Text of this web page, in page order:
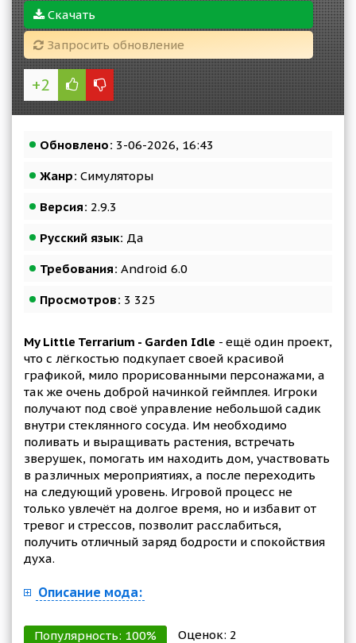
Скачать
Запросить обновление
+2
Обновлено: 3-06-2026, 16:43
Жанр: Симуляторы
Версия: 2.9.3
Русский язык: Да
Требования: Android 6.0
Просмотров: 3 325
My Little Terrarium - Garden Idle - ещё один проект,
что с лёгкостью подкупает своей красивой
графикой, мило прорисованными персонажами, а
так же очень доброй начинкой геймплея. Игроки
получают под своё управление небольшой садик
внутри стеклянного сосуда. Им необходимо
поливать и выращивать растения, встречать
зверушек, помогать им находить дом, участвовать
в различных мероприятиях, а после переходить
на следующий уровень. Игровой процесс не
только увлечёт на долгое время, но и избавит от
тревог и стрессов, позволит расслабиться,
получить отличный заряд бодрости и спокойствия
духа.
Описание мода:
Популярность: 100% Оценок: 2